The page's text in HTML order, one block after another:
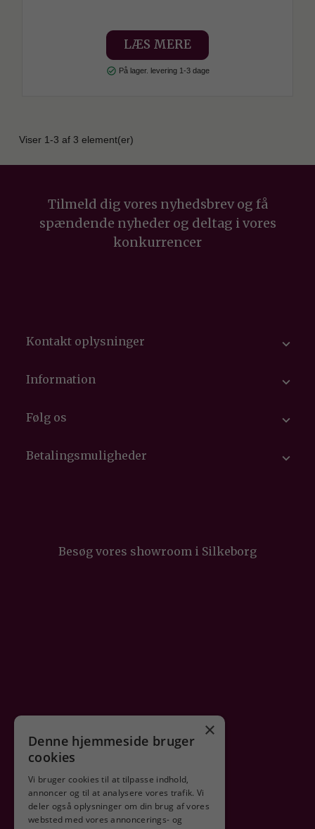
LÆS MERE
check_circle På lager. levering 1-3 dage
Viser 1-3 af 3 element(er)
Tilmeld dig vores nyhedsbrev og få
spændende nyheder og deltag i vores
konkurrencer
Kontakt oplysninger 
Information 
Følg os 
Betalingsmuligheder 
Besøg vores showroom i Silkeborg
Sikker shopping
×
Denne hjemmeside bruger
cookies
Vi bruger cookies til at tilpasse indhold,
annoncer og til at analysere vores trafik. Vi
deler også oplysninger om din brug af vores
websted med vores annoncerings- og